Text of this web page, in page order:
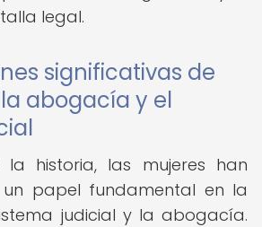
legal.
significativas de
abogacía y el
historia, las mujeres han
papel fundamental en la
judicial y la abogacía.